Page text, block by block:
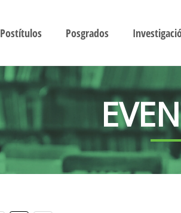
Postítulos Posgrados